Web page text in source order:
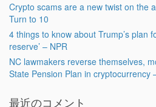
Crypto scams are a new twist on the
Turn to 10
4 things to know about Trump’s plan
reserve’ – NPR
NC lawmakers reverse themselves,
State Pension Plan in cryptocurrency
最近のコメント